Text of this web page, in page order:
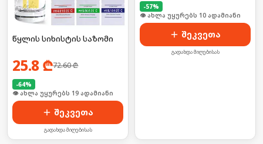
წყლის სიხისტის საზომი
25.8 ₾72.60₾
-64%
🛒 ბოლო 24სთ-ში იყიდა 3-მა
შეკვეთა
გადახდა მიღებისას
-57%
🛒 ბოლო 24სთ-ში იყიდა 17-მა
შეკვეთა
გადახდა მიღებისას